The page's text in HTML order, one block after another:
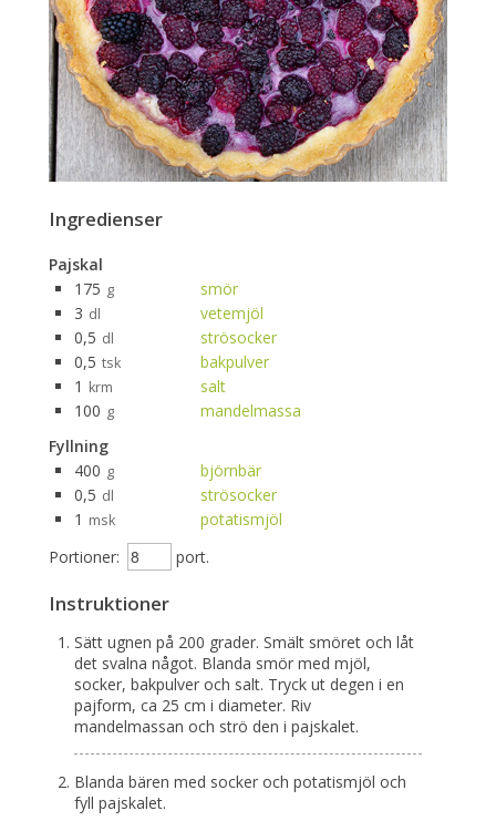
Ingredienser
Pajskal
175 g
smör
3 dl
vetemjöl
0,5 dl
strösocker
0,5 tsk
bakpulver
1 krm
salt
100 g
mandelmassa
Fyllning
400 g
björnbär
0,5 dl
strösocker
1 msk
potatismjöl
Portioner:
port.
Instruktioner
Sätt ugnen på 200 grader. Smält smöret och låt
det svalna något. Blanda smör med mjöl,
socker, bakpulver och salt. Tryck ut degen i en
pajform, ca 25 cm i diameter. Riv
mandelmassan och strö den i pajskalet.
Blanda bären med socker och potatismjöl och
fyll pajskalet.